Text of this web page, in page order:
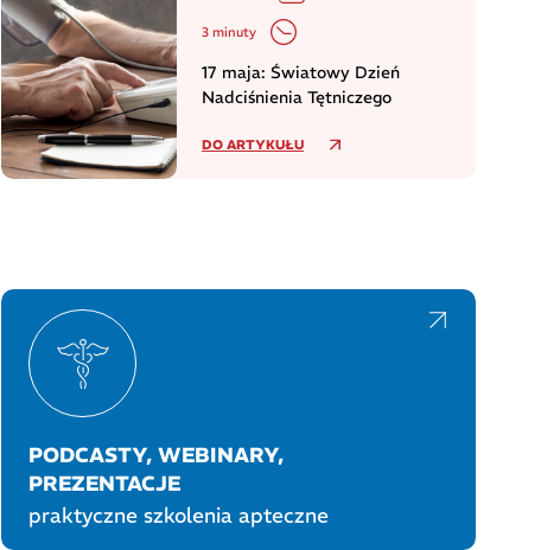
3 minuty
17 maja: Światowy Dzień
Nadciśnienia Tętniczego
DO ARTYKUŁU
PODCASTY, WEBINARY,
PREZENTACJE
praktyczne szkolenia apteczne